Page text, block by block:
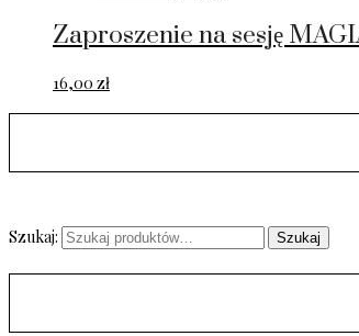
Zaproszenie na sesję
16,00 zł
Szukaj: Szukaj